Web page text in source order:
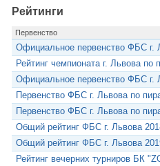
Рейтинги
Первенство
Официальное первенство ФБС г.
Рейтинг чемпионата г. Львова по
Официальное первенство ФБС г.
Первенство ФБС г. Львова по
Первенство ФБС г. Львова по
Общий рейтинг ФБС г. Львова
Общий рейтинг ФБС г. Львова
Рейтинг вечерних турниров БК